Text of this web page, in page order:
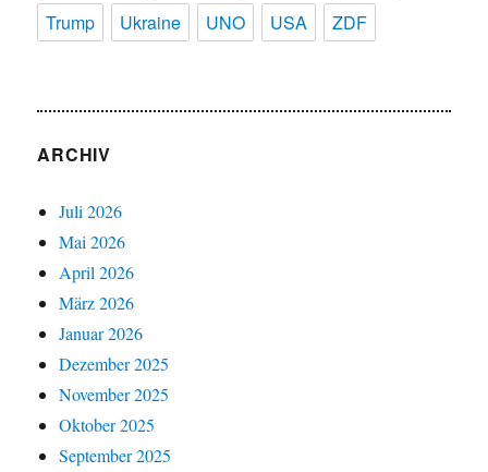
Trump
Ukraine UNO USA ZDF
ARCHIV
Juli 2026
Mai 2026
April 2026
März 2026
Januar 2026
Dezember 2025
November 2025
Oktober 2025
September 2025